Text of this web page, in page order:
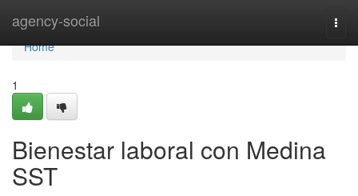
agency-social
Home
Home
1
Bienestar laboral con Medina
SST